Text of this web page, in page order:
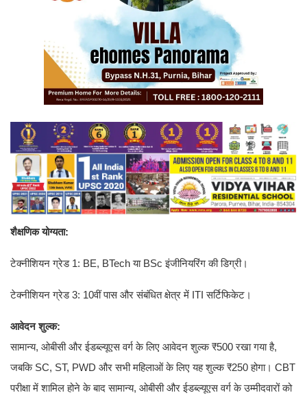
शैक्षणिक योग्यता:
टेक्नीशियन ग्रेड 1: BE, BTech या BSc इंजीनियरिंग की डिग्री।
टेक्नीशियन ग्रेड 3: 10वीं पास और संबंधित क्षेत्र में ITI सर्टिफिकेट।
आवेदन शुल्क:
सामान्य, ओबीसी और ईडब्ल्यूएस वर्ग के लिए आवेदन शुल्क ₹500 रखा गया है,
जबकि SC, ST, PWD और सभी महिलाओं के लिए यह शुल्क ₹250 होगा। CBT
परीक्षा में शामिल होने के बाद सामान्य, ओबीसी और ईडब्ल्यूएस वर्ग के उम्मीदवारों को